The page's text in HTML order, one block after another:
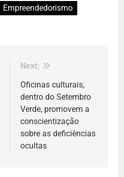
Empreendedorismo
Next:
Oficinas culturais,
dentro do Setembro
Verde, promovem a
conscientização
sobre as deficiências
ocultas